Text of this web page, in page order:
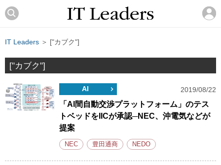
IT Leaders ＞ ["カブク"]
["カブク"]
AI 2019/08/22
「AI間自動交渉プラットフォーム」のテス
トベッドをIICが承認─NEC、沖電気などが
提案
NEC 豊田通商 NEDO